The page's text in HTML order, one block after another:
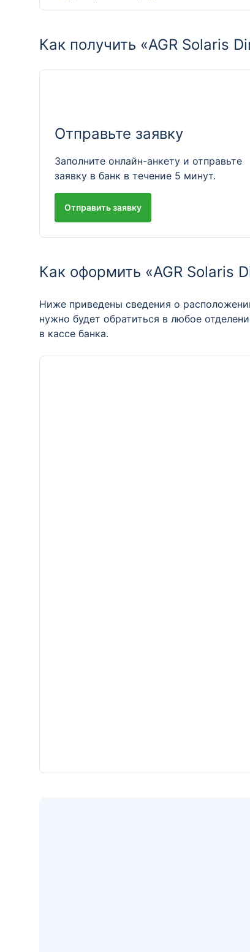
Как получить «AGR Solaris
Отправьте заявку
Заполните онлайн-анкету и отправьте
заявку в банк в течение 5 минут.
Отправить заявку
Как оформить «AGR Solaris
Ниже приведены сведения о
нужно будет обратиться в любое
в кассе банка.